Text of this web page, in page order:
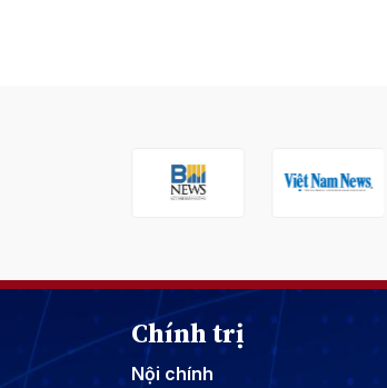
Chính trị
Nội chính